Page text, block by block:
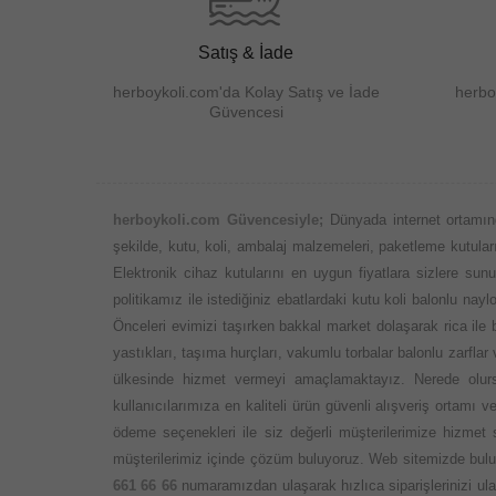
Satış & İade
herboykoli.com'da Kolay Satış ve İade
Güvencesi
herboykoli.com Güvencesiyle; Dünyada internet
şekilde, kutu, koli, ambalaj malzemeleri, paketleme
Elektronik cihaz kutularını en uygun fiyatlara sizlere
politikamız ile istediğiniz ebatlardaki kutu koli balonlu
Önceleri evimizi taşırken bakkal market dolaşarak rica ile
yastıkları, taşıma hurçları, vakumlu torbalar balonlu
ülkesinde hizmet vermeyi amaçlamaktayız. Nerede
kullanıcılarımıza en kaliteli ürün güvenli alışveriş
ödeme seçenekleri ile siz değerli müşterilerimize hizmet
müşterilerimiz içinde çözüm buluyoruz. Web sitemizde
661 66 66 numaramızdan ulaşarak hızlıca siparişlerinizi